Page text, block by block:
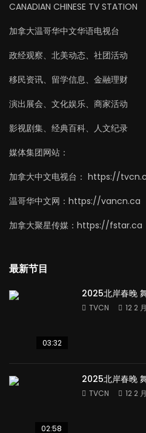
CANADIAN CHINESE TV STATION
加拿大温哥华中文华语电视台
政经观察、北美动态、社团活动
移民资讯、留学信息、金融理财
演出展会、文化娱乐、商家活动
影视剧集、经典百科、人文纪录
媒体集团网站：
加拿大中文电视台： https://
温哥华中文网：https://vancn.ca
加拿大聚星传媒：https://fstar.ca
最新节目
03:32
2025北岸春晚
TVCN 12 2
02:58
2025北岸春晚
TVCN 12 2